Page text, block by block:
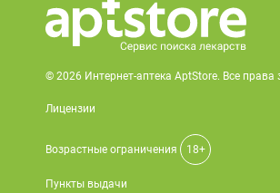
© 2026 Интернет-аптека AptStore. Все
Лицензии
Возрастные ограничения 18+
Пункты выдачи